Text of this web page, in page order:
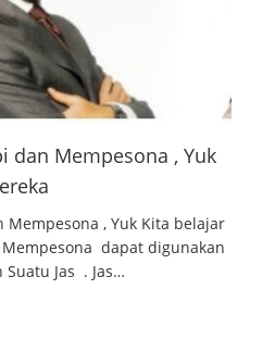
dan Mempesona , Yuk
Mempesona , Yuk Kita belajar
dapat digunakan
Jas . Jas…